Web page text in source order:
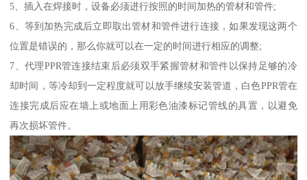
5、插入在焊接时，设备必须进行按照的时间加热的管材和管件;
6、等到加热完成后立即取出管材和管件进行连接，如果发现这两个
位置是错误的，那么你就可以在一定的时间进行相应的调整;
7、代理PPR管连接结束后必须双手紧握管材和管件以保持足够的冷
却时间，等冷却到一定程度就可以放手继续安装管道，白色PPR管在
连接完成后应在墙上或地面上用彩色油漆标记管线的具置，以避免
再次损坏管件。